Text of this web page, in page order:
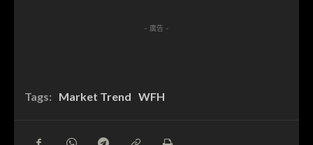
- 廣告 -
Tags: Market Trend WFH